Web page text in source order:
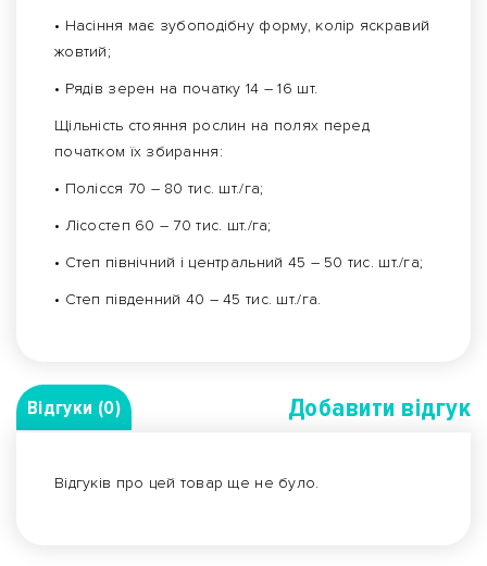
• Насіння має зубоподібну форму, колір яскравий
жовтий;
• Рядів зерен на початку 14 – 16 шт.
Щільність стояння рослин на полях перед
початком їх збирання:
• Полісся 70 – 80 тис. шт./га;
• Лісостеп 60 – 70 тис. шт./га;
• Степ північний і центральний 45 – 50 тис. шт./га;
• Степ південний 40 – 45 тис. шт./га.
Відгуки (0) Добавити вiдгук
Відгуків про цей товар ще не було.